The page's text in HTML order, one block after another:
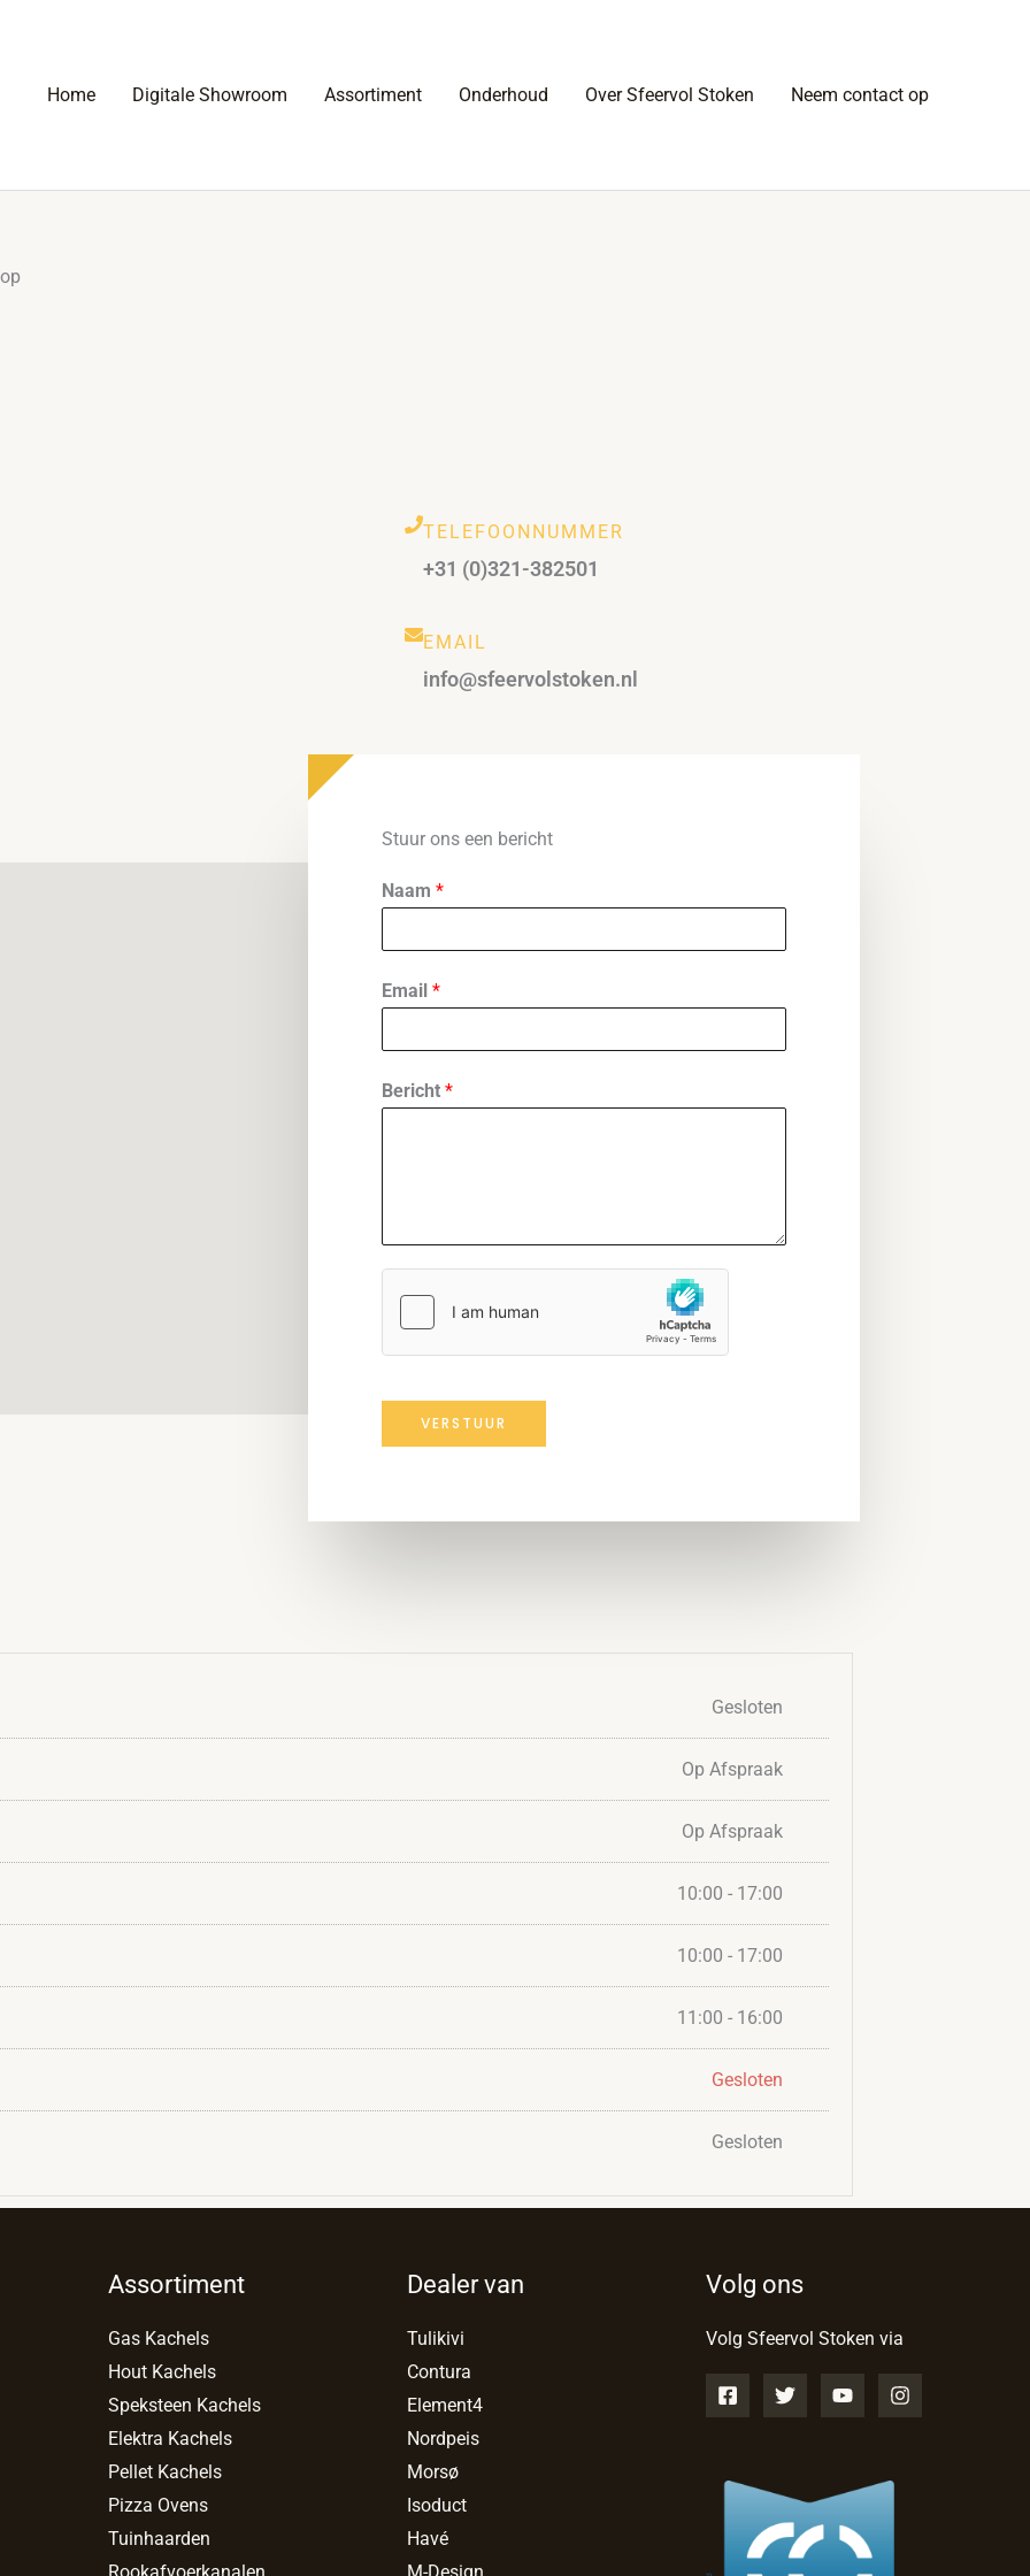
Home Digitale Showroom Assortiment Onderhoud Over Sfeervol Stoken Neem contact op
TELEFOONNUMMER
+31 (0)321-382501
EMAIL
info@sfeervolstoken.nl
Stuur ons een bericht
Naam *
Email *
Bericht *
VERSTUUR
Gesloten
Op Afspraak
Op Afspraak
10:00 - 17:00
10:00 - 17:00
11:00 - 16:00
Gesloten
Gesloten
Assortiment
Gas Kachels
Hout Kachels
Speksteen Kachels
Elektra Kachels
Pellet Kachels
Pizza Ovens
Tuinhaarden
Dealer van
Tulikivi
Contura
Element4
Nordpeis
Morsø
Isoduct
Havé
Volg ons
Volg Sfeervol Stoken via